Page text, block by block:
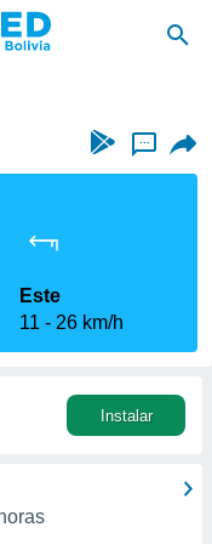
...
Este
11
26 km/h
Instalar